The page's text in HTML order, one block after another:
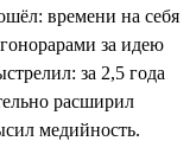
времени на себя
за идею
за 2,5 года
расширил
медийность.